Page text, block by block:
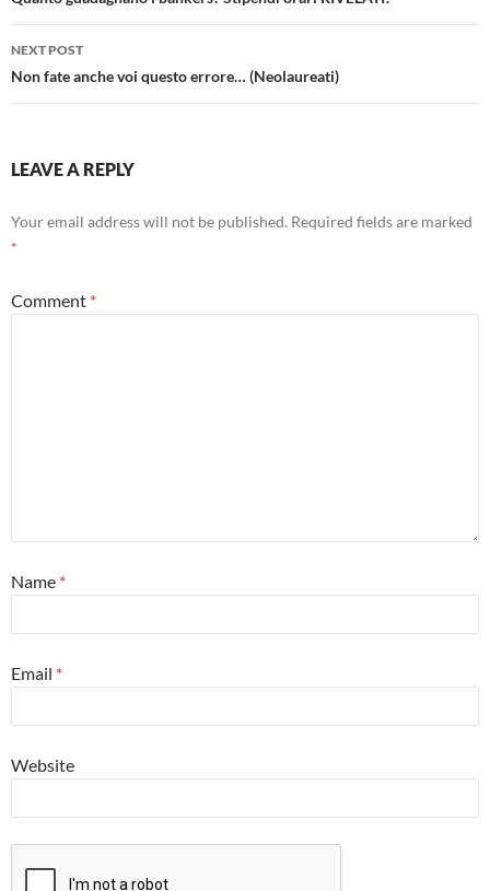
NEXT POST
Non fate anche voi questo errore… (Neolaureati)
LEAVE A REPLY
Your email address will not be published. Required fields are marked
*
Comment *
Name *
Email *
Website